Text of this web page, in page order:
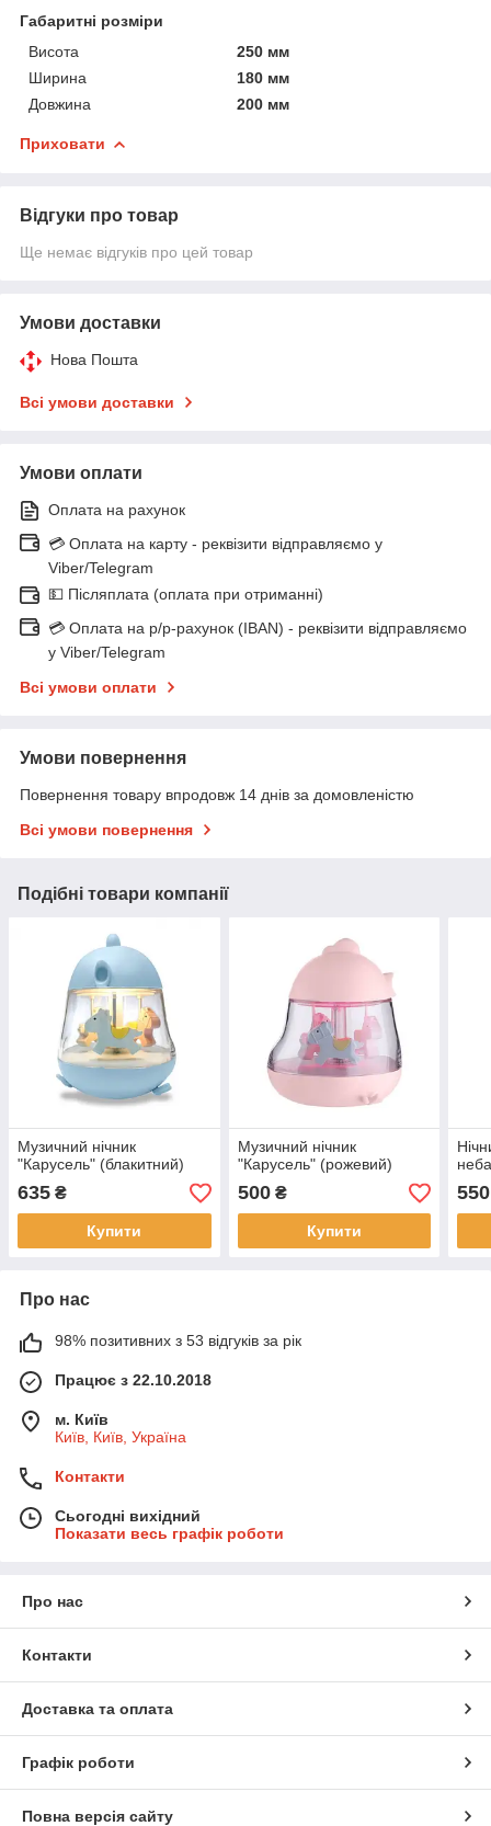
Габаритні розміри
Висота
250 мм
Ширина
180 мм
Довжина
200 мм
Приховати
Відгуки про товар
Ще немає відгуків про цей товар
Умови доставки
Нова Пошта
Всі умови доставки
Умови оплати
Оплата на рахунок
💳 Оплата на карту - реквізити відправляємо у
Viber/Telegram
💵 Післяплата (оплата при отриманні)
💳 Оплата на р/р-рахунок (IBAN) - реквізити відправляємо
у Viber/Telegram
Всі умови оплати
Умови повернення
Повернення товару впродовж 14 днів за домовленістю
Всі умови повернення
Подібні товари компанії
Музичний нічник
"Карусель" (блакитний)
635 ₴
Купити
Музичний нічник
"Карусель" (рожевий)
500₴
Купити
550
Про нас
98% позитивних з 53 відгуків за рік
Працює з 22.10.2018
м. Київ
Київ, Київ, Україна
Контакти
Сьогодні вихідний
Показати весь графік роботи
Про нас
Контакти
Доставка та оплата
Графік роботи
Повна версія сайту